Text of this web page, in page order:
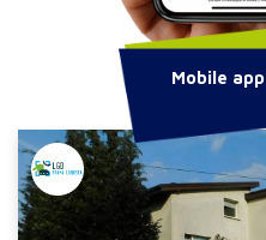
Mobile app